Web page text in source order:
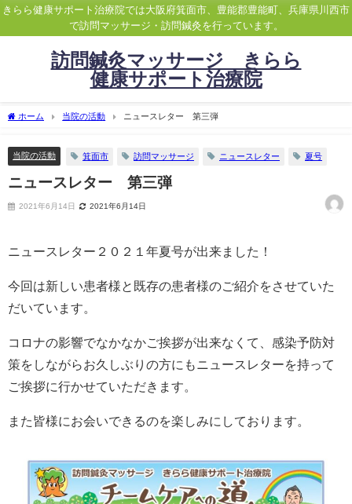
きらら健康サポート治療院では大阪府箕面市、豊能郡豊能町、兵庫県川西市
で訪問マッサージ・訪問鍼灸を行っています。
訪問鍼灸マッサージ きらら
健康サポート治療院
ホーム 当院の活動 ニュースレター 第三弾
当院の活動 箕面市 訪問マッサージ ニュースレター 夏号
ニュースレター 第三弾
2021年6月14日 2021年6月14日
ニュースレター２０２１年夏号が出来ました！
今回は新しい患者様と既存の患者様のご紹介をさせていた
だいています。
コロナの影響でなかなかご挨拶が出来なくて、感染予防対
策をしながらお久しぶりの方にもニュースレターを持って
ご挨拶に行かせていただきます。
また皆様にお会いできるのを楽しみにしております。